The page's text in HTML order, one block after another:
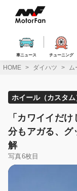
ス
車ニュース チューニング
HOME ダイハツ ム
ホイール（カスタム
「カワイイだ
分もアガる、グ
解
写真6枚目